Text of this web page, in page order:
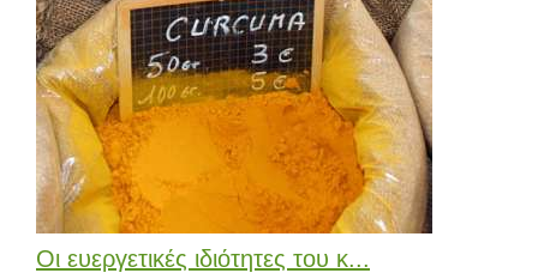
Οι ευεργετικές ιδιότητες του κ...